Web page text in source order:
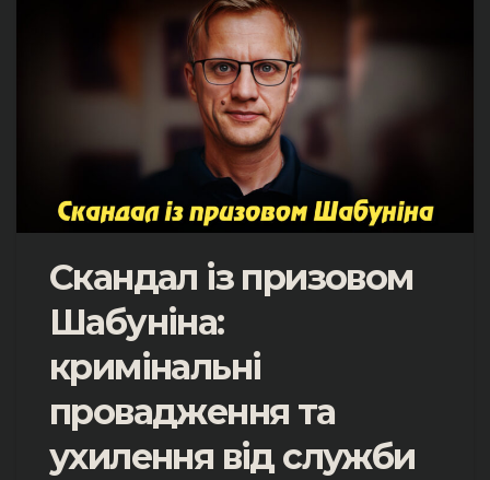
Скандал із призовом
Шабуніна:
кримінальні
провадження та
ухилення від служби